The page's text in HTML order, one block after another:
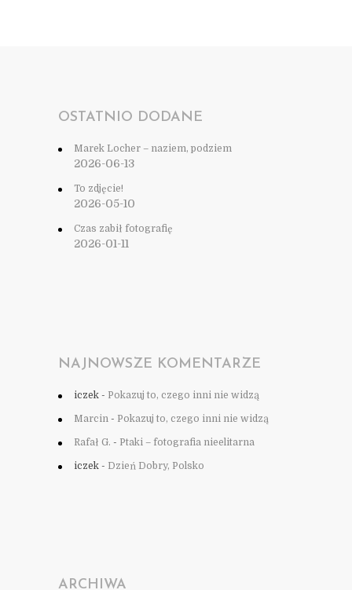
OSTATNIO DODANE
Marek Locher – naziem, podziem
2026-06-13
To zdjęcie!
2026-05-10
Czas zabił fotografię
2026-01-11
NAJNOWSZE KOMENTARZE
iczek - Pokazuj to, czego inni nie widzą
Marcin - Pokazuj to, czego inni nie widzą
Rafał G. - Ptaki – fotografia nieelitarna
iczek - Dzień Dobry, Polsko
ARCHIWA